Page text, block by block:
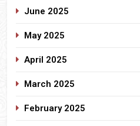
June 2025
May 2025
April 2025
March 2025
February 2025